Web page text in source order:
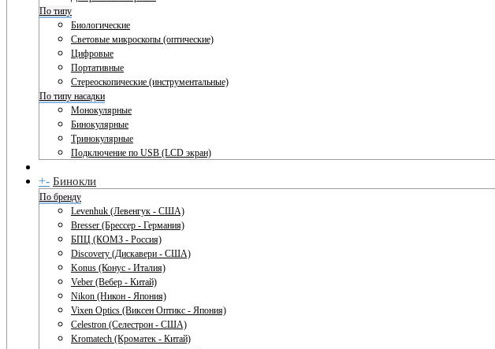
По типу
Биологические
Световые микроскопы (оптические)
Цифровые
Портативные
Стереоскопические (инструментальные)
По типу насадки
Монокулярные
Бинокулярные
Тринокулярные
Подключение по USB (LCD экран)
+- Бинокли
По бренду
Levenhuk (Левенгук - США)
Bresser (Брессер - Германия)
БПЦ (КОМЗ - Россия)
Discovery (Дискавери - США)
Konus (Конус - Италия)
Veber (Вебер - Китай)
Nikon (Никон - Япония)
Vixen Optics (Виксен Оптикс - Япония)
Celestron (Селестрон - США)
Kromatech (Кроматек - Китай)